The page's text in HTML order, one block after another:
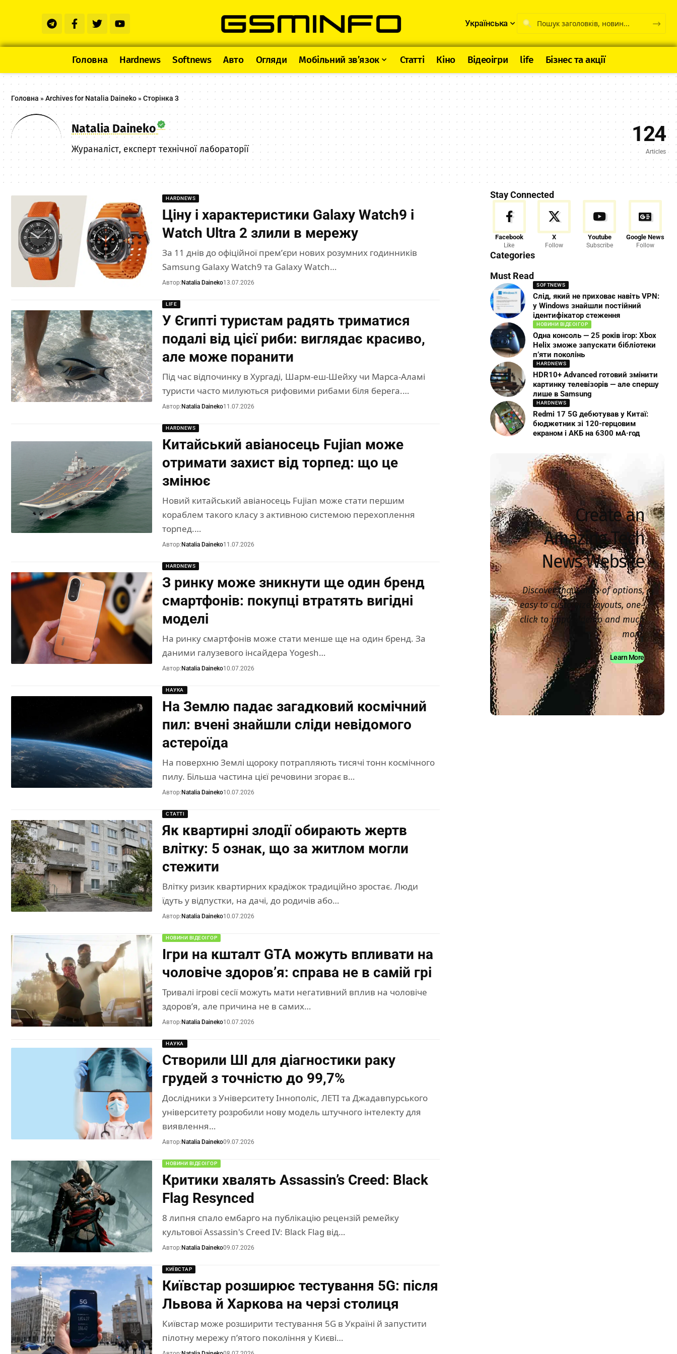
Українська
Головна Hardnews Softnews Авто Огляди Мобільний зв’язок Статті Кіно Відеоігри life Бізнес та акції
Головна »Archives for Natalia Daineko»Сторінка 3
Natalia Daineko
Жураналіст, експерт технічної лабораторії
124
Articles
HARDNEWS
Ціну і характеристики Galaxy Watch9 і
Watch Ultra 2 злили в мережу
За 11 днів до офіційної премʼєри нових розумних годинників
Samsung Galaxy Watch9 та Galaxy Watch…
Автор: Natalia Daineko13.07.2026
LIFE
У Єгипті туристам радять триматися
подалі від цієї риби: виглядає красиво,
але може поранити
Під час відпочинку в Хургаді, Шарм-еш-Шейху чи Марса-Аламі
туристи часто милуються рифовими рибами біля берега.…
Автор: Natalia Daineko11.07.2026
HARDNEWS
Китайський авіаносець Fujian може
отримати захист від торпед: що це
змінює
Новий китайський авіаносець Fujian може стати першим
кораблем такого класу з активною системою перехоплення
торпед.…
Автор: Natalia Daineko11.07.2026
HARDNEWS
З ринку може зникнути ще один бренд
смартфонів: покупці втратять вигідні
моделі
На ринку смартфонів може стати менше ще на один бренд. За
даними галузевого інсайдера Yogesh…
Автор: Natalia Daineko10.07.2026
НАУКА
На Землю падає загадковий космічний
пил: вчені знайшли сліди невідомого
астероїда
На поверхню Землі щороку потрапляють тисячі тонн космічного
пилу. Більша частина цієї речовини згорає в…
Автор: Natalia Daineko10.07.2026
СТАТТІ
Як квартирні злодії обирають жертв
влітку: 5 ознак, що за житлом могли
стежити
Влітку ризик квартирних крадіжок традиційно зростає. Люди
їдуть у відпустки, на дачі, до родичів або…
Автор: Natalia Daineko10.07.2026
НОВИНИ ВІДЕОІГОР
Ігри на кшталт GTA можуть впливати на
чоловіче здоров’я: справа не в самій грі
Тривалі ігрові сесії можуть мати негативний вплив на чоловіче
здоров’я, але причина не в самих…
Автор: Natalia Daineko10.07.2026
НАУКА
Створили ШІ для діагностики раку
грудей з точністю до 99,7%
Дослідники з Університету Іннополіс, ЛЕТІ та Джадавпурського
університету розробили нову модель штучного інтелекту для
виявлення…
Автор: Natalia Daineko09.07.2026
НОВИНИ ВІДЕОІГОР
Критики хвалять Assassin’s Creed: Black
Flag Resynced
8 липня спало ембарго на публікацію рецензій ремейку
культової Assassin's Creed IV: Black Flag від…
Автор: Natalia Daineko09.07.2026
КИЇВСТАР
Київстар розширює тестування 5G: після
Львова й Харкова на черзі столиця
Київстар може розширити тестування 5G в Україні й запустити
пілотну мережу п’ятого покоління у Києві…
Stay Connected
Facebook
Like
X
Follow
Youtube
Subscribe
Google News
Follow
Categories
Must Read
SOFTNEWS
Слід, який не приховає навіть VPN:
у Windows знайшли постійний
ідентифікатор стеження
НОВИНИ ВІДЕОІГОР
Одна консоль — 25 років ігор: Xbox
Helix зможе запускати бібліотеки
п’яти поколінь
HARDNEWS
HDR10+ Advanced готовий змінити
картинку телевізорів — але спершу
лише в Samsung
HARDNEWS
Redmi 17 5G дебютував у Китаї:
бюджетник зі 120-герцовим
екраном і АКБ на 6300 мА·год
Create an
Amazing Tech
News Website
Discover thousands of options,
easy to customize layouts, one-
click to import demo and much
more.
Learn More